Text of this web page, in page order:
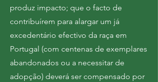
produz impacto; que o facto de
contribuírem para alargar um já
excedentário efectivo da raça em
Portugal (com centenas de exemplares
abandonados ou a necessitar de
adopção) deverá ser compensado por